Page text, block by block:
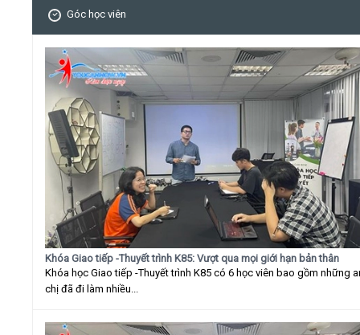
Góc học viên
Khóa Giao tiếp -Thuyết trình K85: Vượt qua mọi giới hạn bản thân
Khóa học Giao tiếp -Thuyết trình K85 có 6 học viên bao gồm những
chị đã đi làm nhiều...